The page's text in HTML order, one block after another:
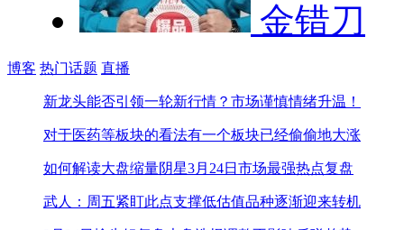
金错刀
博客 热门话题 直播
新龙头能否引领一轮新行情？ 市场谨慎情绪升温！
对于医药等板块的看法有一个板块已经偷偷地大涨
如何解读大盘缩量阴星3月24日市场最强热点复盘
武人：周五紧盯此点支撑低估值品种逐渐迎来转机